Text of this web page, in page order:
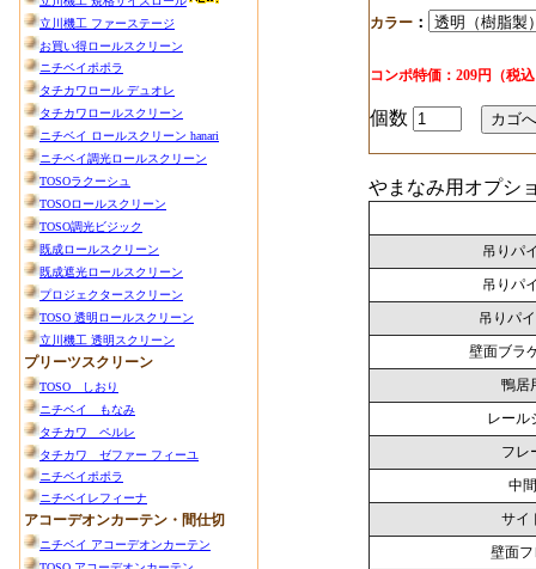
カラー ：
コンポ特価：209円（税
個数
やまなみ用オプシ
吊りパ
吊りパ
吊りパ
壁面ブラ
鴨居
レール
フレ
中
サイ
壁面フ